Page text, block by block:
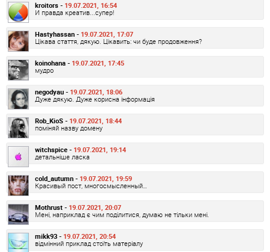
kroitors - 19.07.2021, 16:54
И правда креатив...супер!
Hastyhassan - 19.07.2021, 17:07
Цікава стаття, дякую. Цікавить: чи буде продовження?
koinohana - 19.07.2021, 17:45
мудро
negodyau - 19.07.2021, 18:06
Дуже дякую. Дуже корисна інформація
Rob_KioS - 19.07.2021, 18:44
поміняй назву домену
witchspice - 19.07.2021, 19:14
детальніше ласка
cold_autumn - 19.07.2021, 19:59
Красивый пост, многосмысленный…
Mothrust - 19.07.2021, 20:07
Мені, наприклад є чим поділитися, думаю не тільки мені.
mikk93 - 19.07.2021, 20:54
відмінний приклад стоїть матеріалу